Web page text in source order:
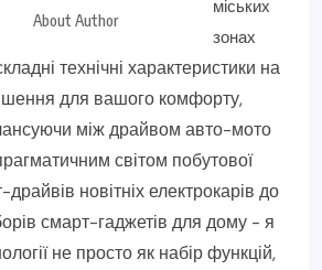
About Author
технічні характеристики на
для вашого комфорту,
між драйвом авто-мото
світом побутової
драйвів новітніх електрокарів до
смарт-гаджетів для дому - я
не просто як набір функцій,